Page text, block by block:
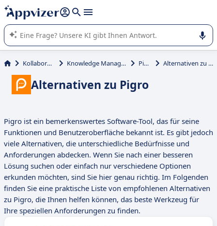
beantworten (mehrere Zeilen mit
Die KI von Appvizer führt Sie bei der Nutzung oder Auswahl
von SaaS-Software in Unternehmen.
Kollaboration Knowledge Management Pigro Alternativen zu Pigro
Alternativen zu Pigro
Pigro ist ein bemerkenswertes Software-Tool, das für seine
Funktionen und Benutzeroberfläche bekannt ist. Es gibt jedoch
viele Alternativen, die unterschiedliche Bedürfnisse und
Anforderungen abdecken. Wenn Sie nach einer besseren
Lösung suchen oder einfach nur verschiedene Optionen
erkunden möchten, sind Sie hier genau richtig. Im Folgenden
finden Sie eine praktische Liste von empfohlenen Alternativen
zu Pigro, die Ihnen helfen können, das beste Werkzeug für
Ihre speziellen Anforderungen zu finden.